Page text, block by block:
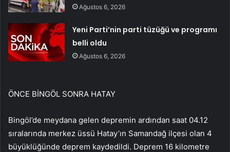
Ağustos 6, 2026
Yeni Parti’nin parti tüzüğü ve programı
belli oldu
Ağustos 6, 2026
ÖNCE BİNGÖL SONRA HATAY
Bingöl’de meydana gelen depremin ardından saat 04.12
sıralarında merkez üssü Hatay’ın Samandağ ilçesi olan 4
büyüklüğünde deprem kaydedildi. Deprem 16 kilometre